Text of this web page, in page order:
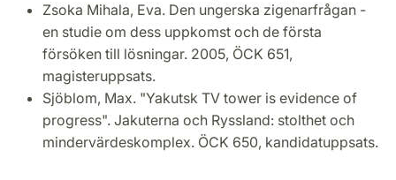
Zsoka Mihala, Eva. Den ungerska zigenarfrågan -
en studie om dess uppkomst och de första
försöken till lösningar. 2005, ÖCK 651,
magisteruppsats.
Sjöblom, Max. "Yakutsk TV tower is evidence of
progress". Jakuterna och Ryssland: stolthet och
mindervärdeskomplex. ÖCK 650, kandidatuppsats.